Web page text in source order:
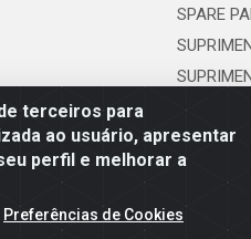
terceiros para
ao usuário, apresentar
perfil e melhorar a
Preferências de Cookies
SPARE
- Avenida Antônio Severiano da